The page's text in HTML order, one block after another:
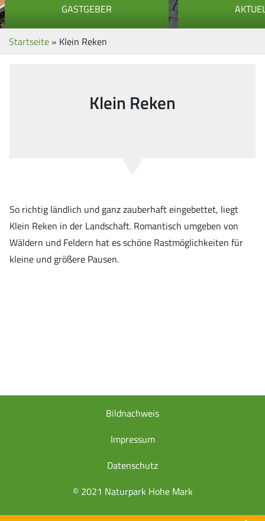
GASTGEBER
Startseite » Klein Reken
Klein Reken
So richtig ländlich und ganz zauberhaft eingebettet, liegt
Klein Reken in der Landschaft. Romantisch umgeben von
Wäldern und Feldern hat es schöne Rastmöglichkeiten für
kleine und größere Pausen.
© 2021 Naturpark Hohe Mark
Bildnachweis
Impressum
Datenschutz